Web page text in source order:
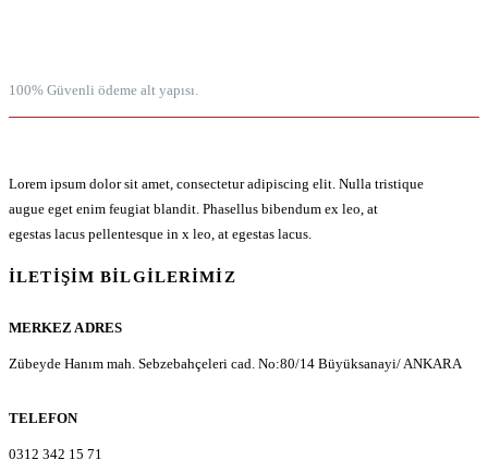
100% Güvenli ödeme alt yapısı.
Lorem ipsum dolor sit amet, consectetur adipiscing elit. Nulla tristique
augue eget enim feugiat blandit. Phasellus bibendum ex leo, at
egestas lacus pellentesque in x leo, at egestas lacus.
İLETIŞIM BILGILERIMIZ
MERKEZ ADRES
Zübeyde Hanım mah. Sebzebahçeleri cad. No:80/14 Büyüksanayi/ ANKARA
TELEFON
0312 342 15 71